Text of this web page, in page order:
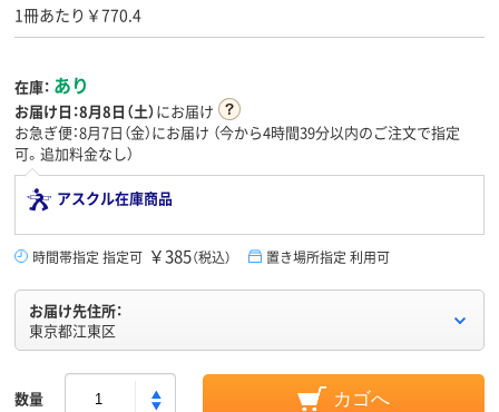
1冊あたり￥770.4
在庫： あり
お届け日：8月8日（土）にお届け
お急ぎ便：8月7日（金）にお届け （今から4時間39分以内のご注文で指定
可。追加料金なし）
アスクル在庫商品
時間帯指定 指定可 ￥385（税込） 置き場所指定 利用可
お届け先住所：
東京都江東区
数量 カゴへ